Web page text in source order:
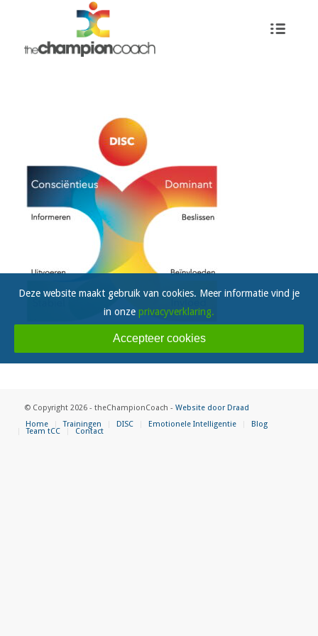
© Copyright 2026 - theChampionCoach - Website door Draad
Home
Trainingen DISC Emotionele Intelligentie Blog
Team tCC Contact
Deze website maakt gebruik van cookies. Meer informatie vind je
in onze privacyverklaring.
Accepteer cookies